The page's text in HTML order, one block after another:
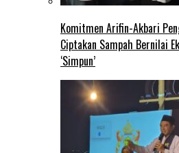
Komitmen Arifin-Akbari
Ciptakan Sampah Bernilai
‘Simpun’